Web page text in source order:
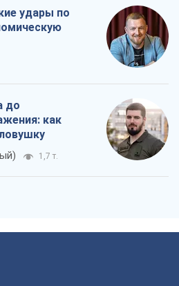
удары по
до
как
1,7 т.